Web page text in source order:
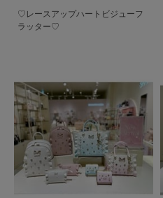
♡レースアップハートビジューフ
ラッター♡